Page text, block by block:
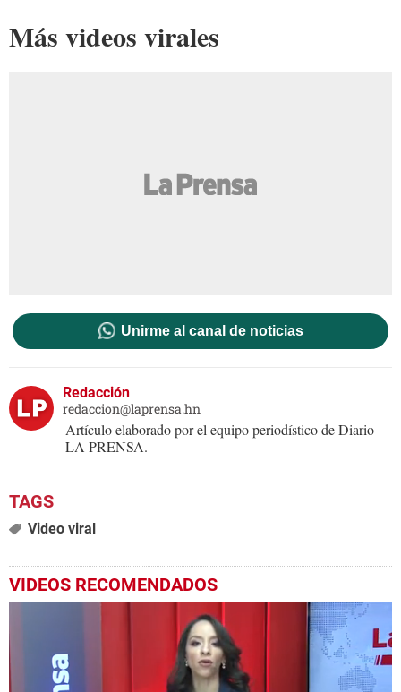
Más videos virales
Unirme al canal de noticias
Redacción
redaccion@laprensa.hn
Artículo elaborado por el equipo periodístico de Diario
LA PRENSA.
Video viral
VIDEOS RECOMENDADOS